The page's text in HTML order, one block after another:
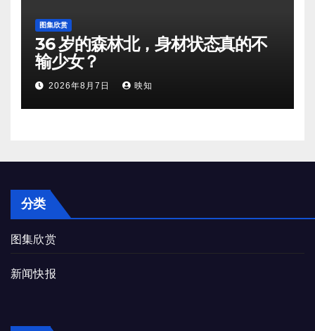
图集欣赏
36 岁的森林北，身材状态真的不
输少女？
2026年8月7日 映知
分类
图集欣赏
新闻快报